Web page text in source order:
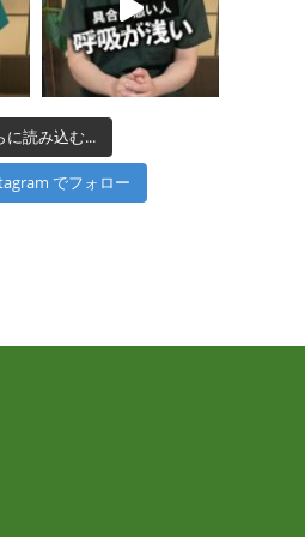
に読み込む...
でフォロー